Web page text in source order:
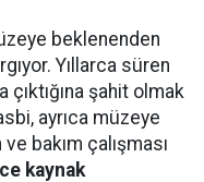
beklenenden
Yıllarca süren
çıktığına şahit olmak
ayrıca müzeye
bakım çalışması
kaynak